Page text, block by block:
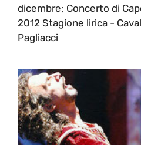
dicembre; Concerto di
2012 Stagione lirica -
Pagliacci